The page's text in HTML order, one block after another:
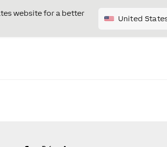
website for a better
United